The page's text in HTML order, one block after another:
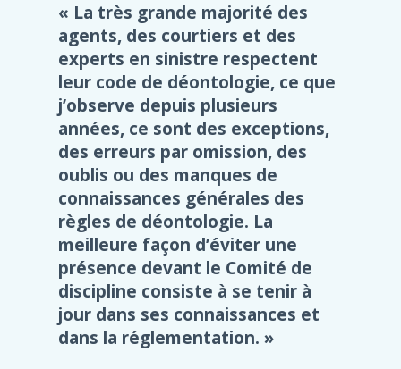
La très grande majorité des
agents, des courtiers et des
experts en sinistre respectent
leur code de déontologie, ce que
j’observe depuis plusieurs
années, ce sont des exceptions,
des erreurs par omission, des
oublis ou des manques de
connaissances générales des
règles de déontologie. La
meilleure façon d’éviter une
présence devant le Comité de
discipline consiste à se tenir à
jour dans ses connaissances et
dans la réglementation.